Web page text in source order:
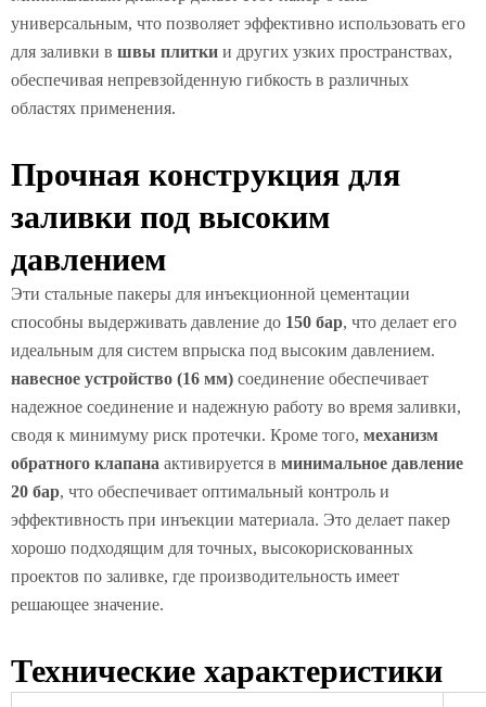
универсальным, что позволяет эффективно использовать его
для заливки в швы плитки и других узких пространствах,
обеспечивая непревзойденную гибкость в различных
областях применения.
Прочная конструкция для
заливки под высоким
давлением
Эти стальные пакеры для инъекционной цементации
способны выдерживать давление до 150 бар, что делает его
идеальным для систем впрыска под высоким давлением.
навесное устройство (16 мм) соединение обеспечивает
надежное соединение и надежную работу во время заливки,
сводя к минимуму риск протечки. Кроме того, механизм
обратного клапана активируется в минимальное давление
20 бар, что обеспечивает оптимальный контроль и
эффективность при инъекции материала. Это делает пакер
хорошо подходящим для точных, высокорискованных
проектов по заливке, где производительность имеет
решающее значение.
Технические характеристики